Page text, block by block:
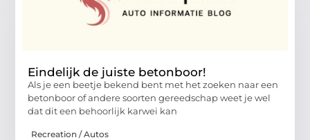
Eindelijk de juiste betonboor!
Als je een beetje bekend bent met het zoeken naar een
betonboor of andere soorten gereedschap weet je wel
dat dit een behoorlijk karwei kan
Recreation / Autos